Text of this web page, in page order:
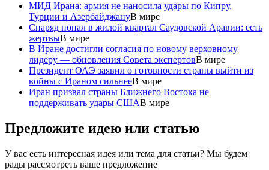
МИД Ирана: армия не наносила удары по Кипру,
Турции и АзербайджануВ мире
Снаряд попал в жилой квартал Саудовской Аравии: есть
жертвыВ мире
В Иране достигли согласия по новому верховному
лидеру — обновления Совета экспертовВ мире
Президент ОАЭ заявил о готовности страны выйти из
войны с Ираном сильнееВ мире
Иран призвал страны Ближнего Востока не
поддерживать удары СШАВ мире
Предложите идею или статью
У вас есть интересная идея или тема для статьи? Мы будем
рады рассмотреть ваше предложение